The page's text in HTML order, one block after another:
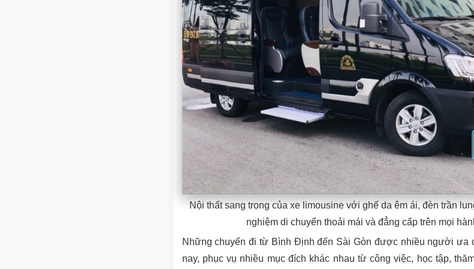
Nội thất sang trọng của xe limousine với ghế da êm ái, đèn trần
nghiệm di chuyển thoải mái và đẳng cấp trên mọi
Những chuyến đi từ Bình Định đến Sài Gòn được nhiều người ưa
nay, phục vụ nhiều mục đích khác nhau từ công việc, học tập,